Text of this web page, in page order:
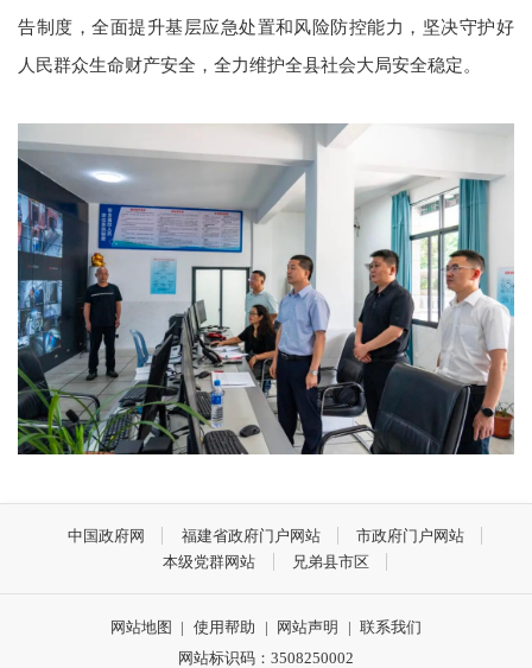
告制度，全面提升基层应急处置和风险防控能力，坚决守护好
人民群众生命财产安全，全力维护全县社会大局安全稳定。
中国政府网 福建省政府门户网站
市政府门户网站
本级党群网站
兄弟县市区
网站地图 | 使用帮助 | 网站声明 | 联系我们
网站标识码：3508250002